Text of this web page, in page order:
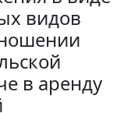
видов
в аренду